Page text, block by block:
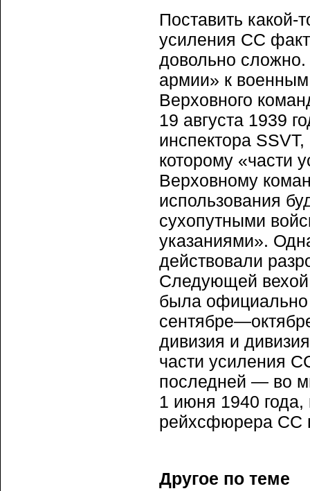
Поставить какой-
усиления СС
довольно сложно.
армии» к
Верховного
19 августа 1939
инспектора
которому «части
Верховному
использования
сухопутными
указаниями».
действовали
Следующей вехой
была официально
дивизия и
части усиления
последней — во
1 июня 1940
рейхсфюрера СС
Другое по теме